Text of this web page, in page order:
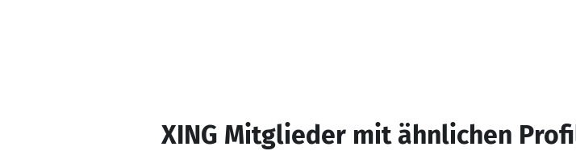
XING Mitglieder mit ähnlichen